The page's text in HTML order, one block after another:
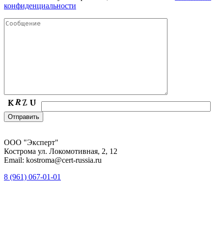
конфиденциальности
ООО "Эксперт"
Кострома ул. Локомотивная, 2, 12
Email: kostroma@cert-russia.ru
8 (961) 067-01-01